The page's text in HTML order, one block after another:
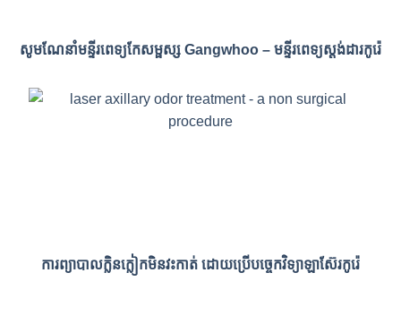
សូមណែនាំមន្ទីរពេទ្យកែសម្ផស្ស Gangwhoo – មន្ទីរពេទ្យស្តង់ដារកូរ៉េ
ការព្យាបាលក្លិនក្លៀកមិនវះកាត់ ដោយប្រើបច្ចេកវិទ្យាឡាស៊ែរកូរ៉េ